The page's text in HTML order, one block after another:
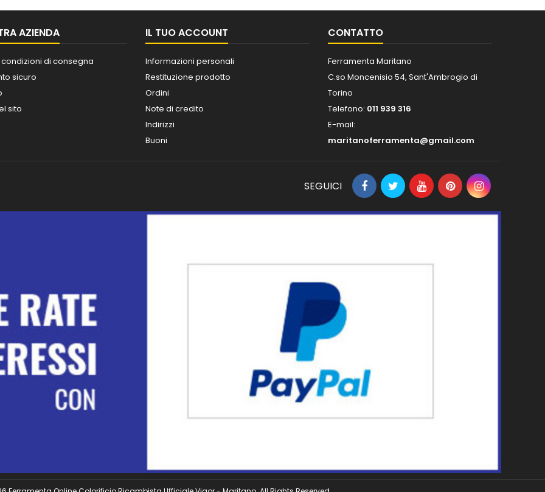
AZIENDA
di consegna
sicuro
sito
IL TUO ACCOUNT
Informazioni personali
Restituzione prodotto
Ordini
Note di credito
Indirizzi
Buoni
CONTATTO
Ferramenta Maritano
C.so Moncenisio 54, Sant'Ambrogio di
Torino
Telefono: 011 939 316
E-mail:
maritanoferramenta@gmail.com
SEGUICI